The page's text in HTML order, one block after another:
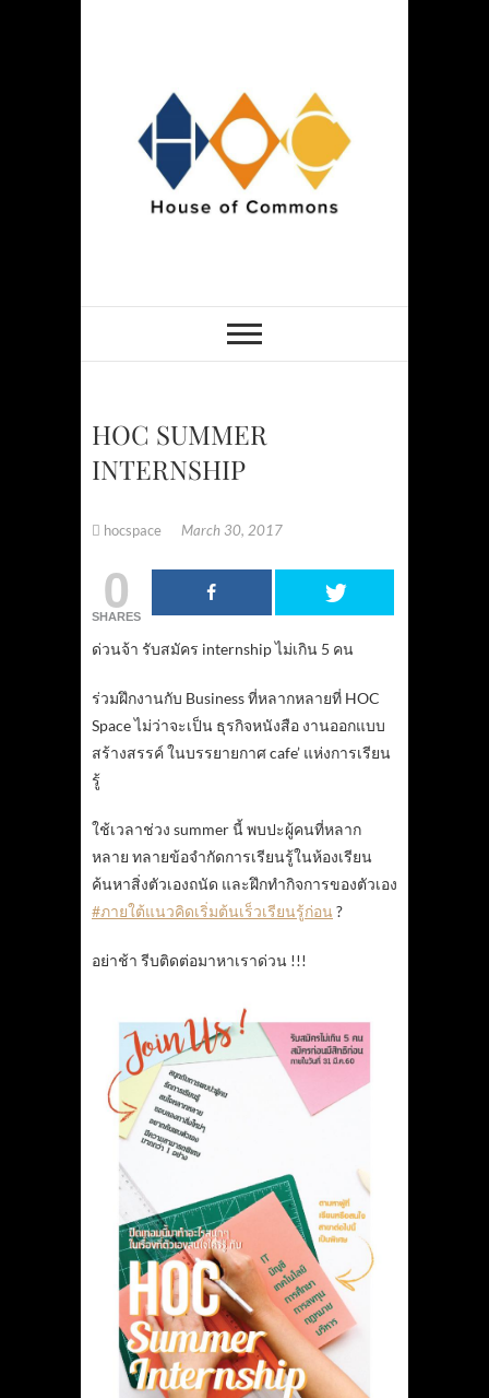
HOCSPACE
HOC SUMMER
INTERNSHIP
hocspace March 30, 2017
0
SHARES
ด่วนจ้า รับสมัคร internship ไม่เกิน 5 คน
ร่วมฝึกงานกับ Business ที่หลากหลายที่ HOC
Space ไม่ว่าจะเป็น ธุรกิจหนังสือ งานออกแบบ
สร้างสรรค์ ในบรรยายกาศ cafe’ แห่งการเรียน
รู้
ใช้เวลาช่วง summer นี้ พบปะผู้คนที่หลาก
หลาย ทลายข้อจำกัดการเรียนรู้ในห้องเรียน
ค้นหาสิ่งตัวเองถนัด และฝึกทำกิจการของตัวเอง
#ภายใต้แนวคิดเริ่มต้นเร็วเรียนรู้ก่อน ?
อย่าช้า รีบติดต่อมาหาเราด่วน !!!